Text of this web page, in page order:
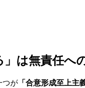
は無責任へ
つが 「合意形成至上主